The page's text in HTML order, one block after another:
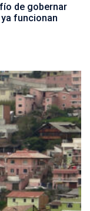
de gobernar
funcionan